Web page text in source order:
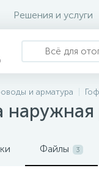
Решения и услуги
и арматура
Файлы 3